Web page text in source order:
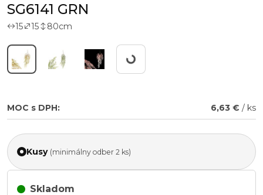
SG6141 GRN
15 15 80cm
Working...
MOC s DPH: 6,63 € / ks
Kusy (minimálny odber 2 ks)
Skladom